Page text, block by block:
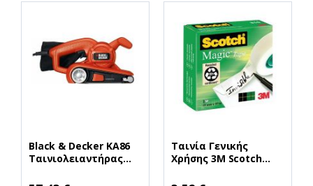
Black & Decker KA86
Ταινιολειαντήρας
Αναρρόφησης (KA86-
Ειδική
Ταινία Γενικής
Χρήσης 3M Scotch
(Άσπρη) (8101933)